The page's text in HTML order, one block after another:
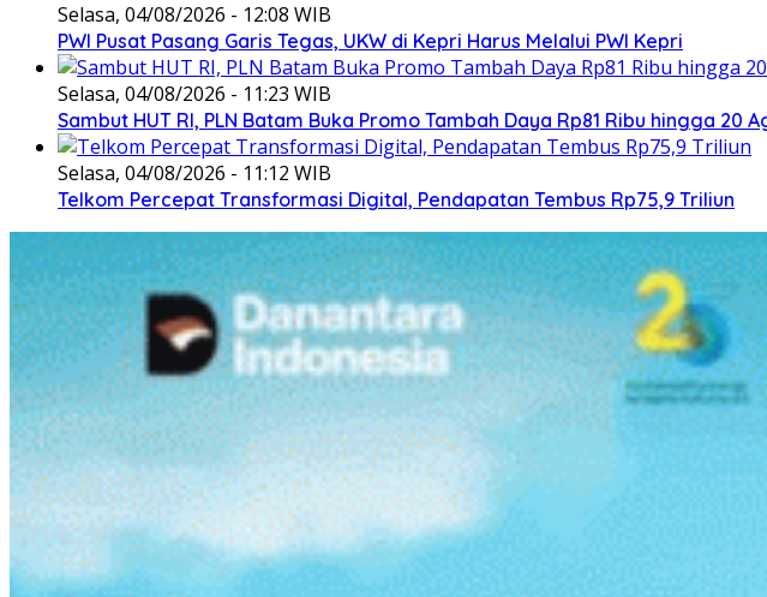
Selasa, 04/08/2026 - 12:08 WIB
PWI Pusat Pasang Garis Tegas, UKW di Kepri Harus Melalui PWI Kepri
Selasa, 04/08/2026 - 11:23 WIB
Sambut HUT RI, PLN Batam Buka Promo Tambah Daya Rp81 Ribu hingga 20
Selasa, 04/08/2026 - 11:12 WIB
Telkom Percepat Transformasi Digital, Pendapatan Tembus Rp75,9 Triliun